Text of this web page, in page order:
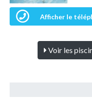
Afficher le
Voir les